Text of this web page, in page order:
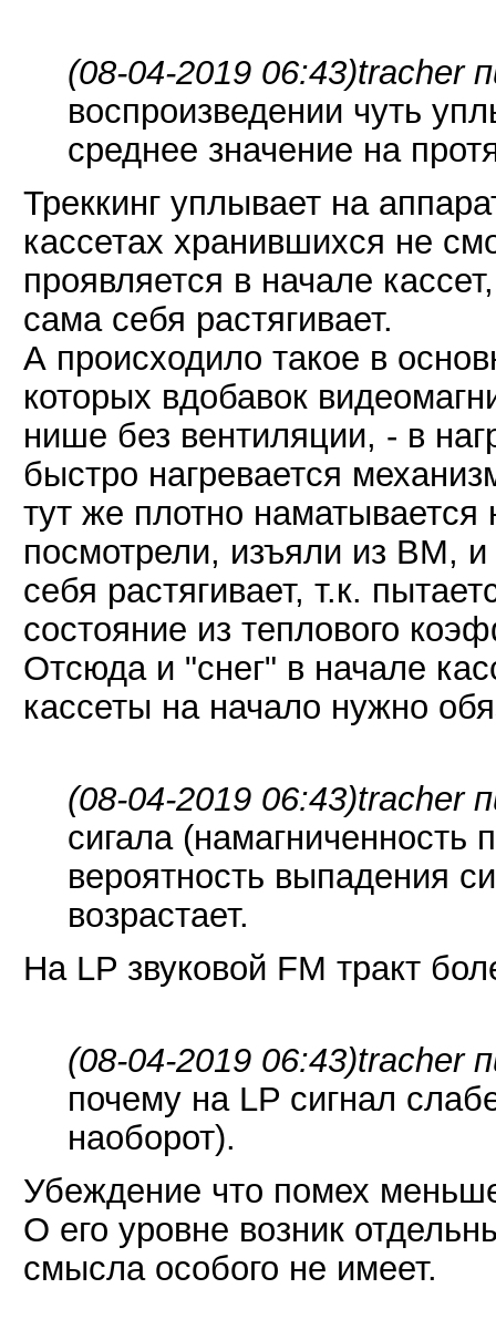
(08-04-2019 06:43)tracher
воспроизведении чуть
среднее значение на
Треккинг уплывает на
кассетах хранившихся не
проявляется в начале
сама себя растягивает.
А происходило такое в
которых вдобавок
нише без вентиляции, - в
быстро нагревается
тут же плотно
посмотрели, изъяли из ВМ,
себя растягивает, т.к.
состояние из теплового
Отсюда и "снег" в начале
кассеты на начало нужно
(08-04-2019 06:43)tracher
сигала (намагниченность
вероятность выпадения
возрастает.
На LP звуковой FM тракт
(08-04-2019 06:43)tracher
почему на LP сигнал
наоборот).
Убеждение что помех
О его уровне возник
смысла особого не имеет.